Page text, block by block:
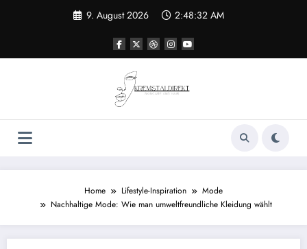
9. August 2026 2:48:33 AM
Home Lifestyle-Inspiration
Mode
Nachhaltige Mode: Wie man umweltfreundliche Kleidung wählt